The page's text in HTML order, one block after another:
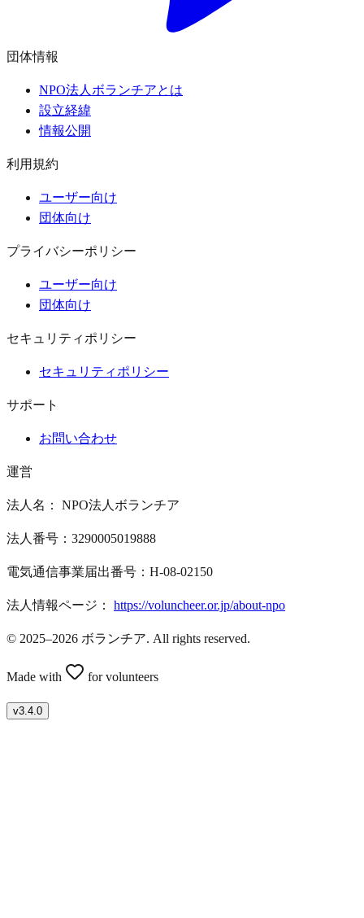
団体情報
NPO法人ボランチアとは
設立経緯
情報公開
利用規約
ユーザー向け
団体向け
プライバシーポリシー
ユーザー向け
団体向け
セキュリティポリシー
セキュリティポリシー
サポート
お問い合わせ
運営
法人名： NPO法人ボランチア
法人番号：3290005019888
電気通信事業届出番号：H-08-02150
法人情報ページ： https://voluncheer.or.jp/about-npo
© 2025–2026 ボランチア. All rights reserved.
Made with for volunteers
v3.4.0